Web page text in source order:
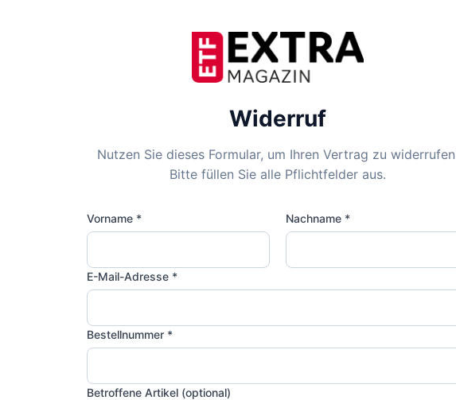
Widerruf
Nutzen Sie dieses Formular, um Ihren Vertrag zu
Bitte füllen Sie alle Pflichtfelder aus.
Vorname * Nachname *
E-Mail-Adresse *
Bestellnummer *
Betroffene Artikel (optional)